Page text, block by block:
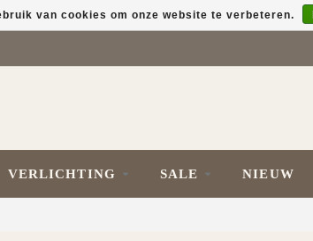
VERLICHTING SALE NIEUW
van cookies om onze website te verbeteren.